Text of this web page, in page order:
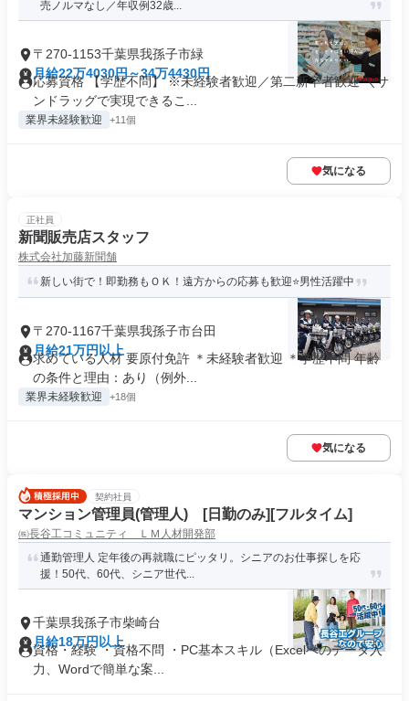
売ノルマなし／年収例32歳...
〒270-1153千葉県我孫子市緑
月給22万4030円～34万4430円
応募資格 【学歴不問】 ※未経験者歓迎／第二新卒者歓迎 ＼サ
ンドラッグで実現できるこ...
業界未経験歓迎 +11個
気になる
正社員
新聞販売店スタッフ
株式会社加藤新聞舗
新しい街で！即勤務もＯＫ！遠方からの応募も歓迎⭐男性活躍中
〒270-1167千葉県我孫子市台田
月給21万円以上
求めている人材 要原付免許 ＊未経験者歓迎 ＊学歴不問 年齢
の条件と理由：あり（例外...
業界未経験歓迎 +18個
気になる
契約社員
マンション管理員(管理人) [日勤のみ][フルタイム]
㈱長谷工コミュニティ ＬＭ人材開発部
通勤管理人 定年後の再就職にピッタリ。シニアのお仕事探しを応
援！50代、60代、シニア世代...
千葉県我孫子市柴崎台
月給18万円以上
資格・経験 ・資格不問 ・PC基本スキル（Excelへのデータ入
力、Wordで簡単な案...